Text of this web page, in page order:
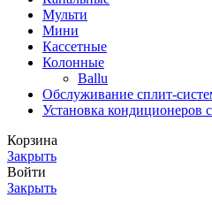
Мульти
Мини
Кассетные
Колонные
Ballu
Обслуживание сплит-
Установка кондиционеров
Корзина
Закрыть
Войти
Закрыть